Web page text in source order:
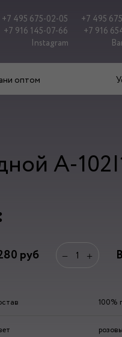
+7 495 675-02-05
+7 495
+7 916 145-07-66
+7 916
Instagram
оптом
А-
руб − +
100%